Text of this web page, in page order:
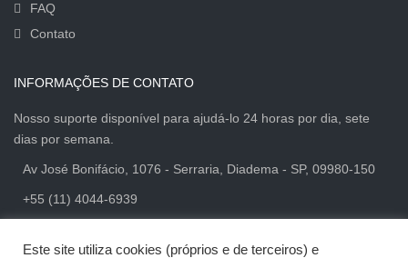
FAQ
Contato
INFORMAÇÕES DE CONTATO
Nosso suporte disponível para ajudá-lo 24 horas por dia, sete
dias por semana.
Av José Bonifácio, 1076 - Serraria, Diadema - SP, 09980-150
+55 (11) 4044-6939
Este site utiliza cookies (próprios e de terceiros) e